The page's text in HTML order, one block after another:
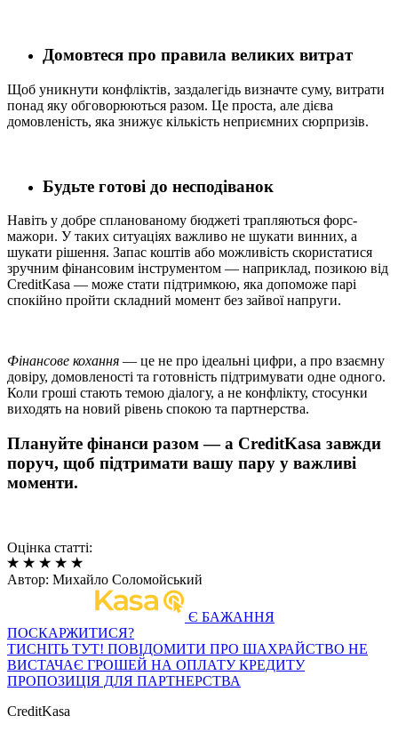
Домовтеся про правила великих витрат
Щоб уникнути конфліктів, заздалегідь визначте суму, витрати
понад яку обговорюються разом. Це проста, але дієва
домовленість, яка знижує кількість неприємних сюрпризів.
Будьте готові до несподіванок
Навіть у добре спланованому бюджеті трапляються форс-
мажори. У таких ситуаціях важливо не шукати винних, а
шукати рішення. Запас коштів або можливість скористатися
зручним фінансовим інструментом — наприклад, позикою від
CreditKasa — може стати підтримкою, яка допоможе парі
спокійно пройти складний момент без зайвої напруги.
Фінансове кохання — це не про ідеальні цифри, а про взаємну
довіру, домовленості та готовність підтримувати одне одного.
Коли гроші стають темою діалогу, а не конфлікту, стосунки
виходять на новий рівень спокою та партнерства.
Плануйте фінанси разом — а CreditKasa завжди
поруч, щоб підтримати вашу пару у важливі
моменти.
Оцінка статті:
Автор: Михайло Соломойський
Є БАЖАННЯ
ПОСКАРЖИТИСЯ?
ТИСНІТЬ ТУТ! ПОВІДОМИТИ ПРО ШАХРАЙСТВО НЕ
ВИСТАЧАЄ ГРОШЕЙ НА ОПЛАТУ КРЕДИТУ
ПРОПОЗИЦІЯ ДЛЯ ПАРТНЕРСТВА
CreditKasa